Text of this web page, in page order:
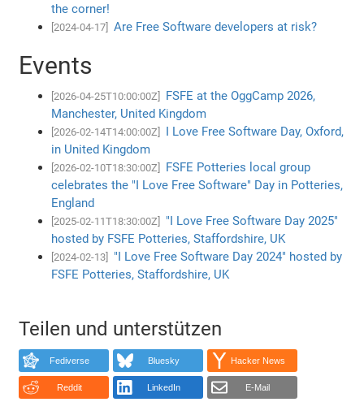
the corner!
[2024-04-17] Are Free Software developers at risk?
Events
[2026-04-25T10:00:00Z]
FSFE at the OggCamp 2026,
Manchester, United Kingdom
[2026-02-14T14:00:00Z]
I Love Free Software Day, Oxford,
in United Kingdom
[2026-02-10T18:30:00Z]
FSFE Potteries local group
celebrates the "I Love Free Software" Day in Potteries,
England
[2025-02-11T18:30:00Z]
"I Love Free Software Day 2025"
hosted by FSFE Potteries, Staffordshire, UK
[2024-02-13]
"I Love Free Software Day 2024" hosted by
FSFE Potteries, Staffordshire, UK
Teilen und unterstützen
Fediverse Bluesky Hacker News
Reddit LinkedIn E-Mail